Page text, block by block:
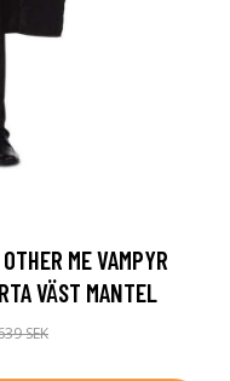
ME VAMPYR
VÄST MANTEL
SEK